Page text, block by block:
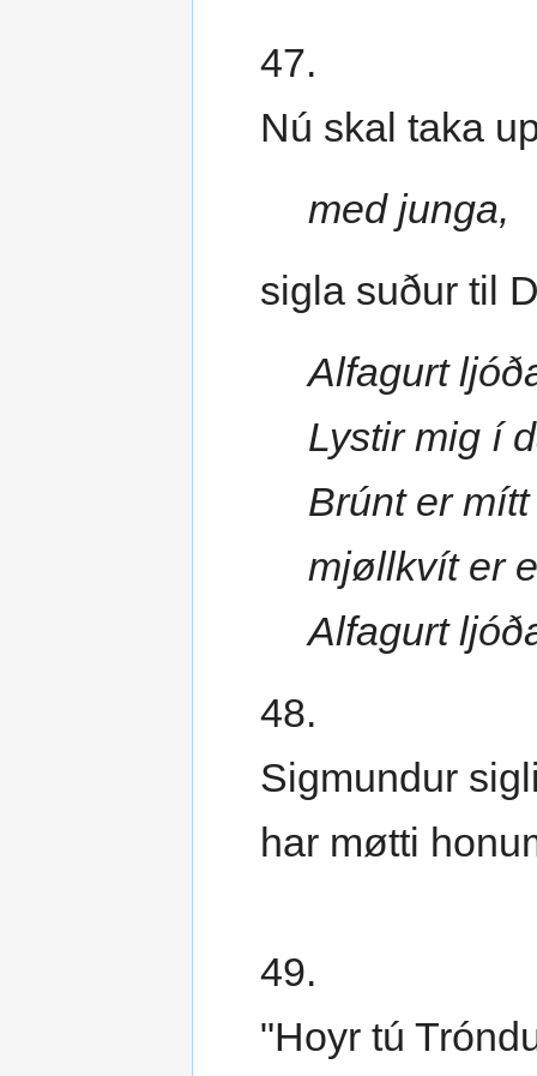
47.
Nú skal taka
med junga,
sigla suður til
Alfagurt
Lystir mig í
Brúnt er
mjøllkvít er
Alfagurt
48.
Sigmundur
har møtti
49.
"Hoyr tú